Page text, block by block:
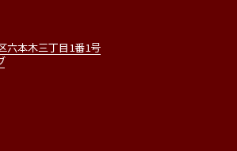
六本木三丁目1番1号